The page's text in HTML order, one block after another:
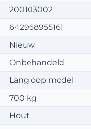
200103002
642968955161
Nieuw
Onbehandeld
Langloop model
700 kg
Hout